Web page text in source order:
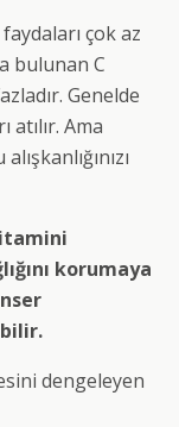
çok az
bulunan C
Genelde
Ama
korumaya
dengeleyen